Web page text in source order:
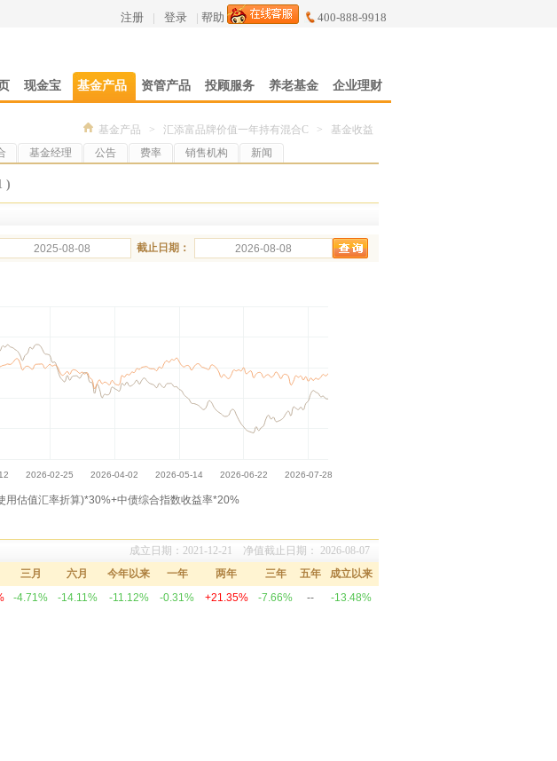
注册 | 登录 | 帮助 400-888-9918
现金宝 基金产品 资管产品 投顾服务 养老基金 企业理财
基金产品 > 汇添富品牌价值一年持有混合C > 基金收益
基金经理 公告 费率 销售机构 新闻
)
截止日期：
用估值汇率折算)*30%+中债综合指数收益率*20%
成立日期：2021-12-21 净值截止日期： 2026-08-07
三月 六月 今年以来 一年 两年 三年 五年 成立以来
-4.71% -14.11% -11.12% -0.31% +21.35% -7.66% -- -13.48%